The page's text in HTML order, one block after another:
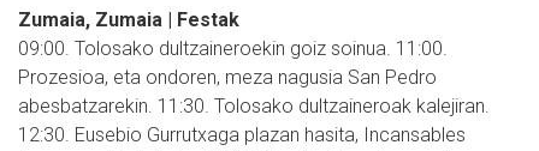
Zumaia, Zumaia | Festak
09:00. Tolosako dultzaineroekin goiz soinua. 11:00.
Prozesioa, eta ondoren, meza nagusia San Pedro
abesbatzarekin. 11:30. Tolosako dultzaineroak kalejiran.
12:30. Eusebio Gurrutxaga plazan hasita, Incansables